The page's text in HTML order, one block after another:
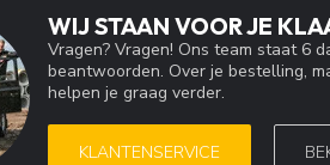
WIJ STAAN VOOR JE
Vragen? Vragen! Ons team staat 6
beantwoorden. Over je bestelling,
helpen je graag verder.
KLANTENSERVICE